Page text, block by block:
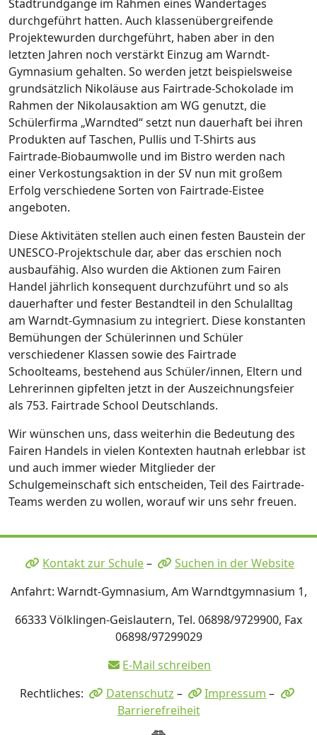
Stadtrundgänge im Rahmen eines Wandertages
durchgeführt hatten. Auch klassenübergreifende
Projektewurden durchgeführt, haben aber in den
letzten Jahren noch verstärkt Einzug am Warndt-
Gymnasium gehalten. So werden jetzt beispielsweise
grundsätzlich Nikoläuse aus Fairtrade-Schokolade im
Rahmen der Nikolausaktion am WG genutzt, die
Schülerfirma „Warndted“ setzt nun dauerhaft bei ihren
Produkten auf Taschen, Pullis und T-Shirts aus
Fairtrade-Biobaumwolle und im Bistro werden nach
einer Verkostungsaktion in der SV nun mit großem
Erfolg verschiedene Sorten von Fairtrade-Eistee
angeboten.
Diese Aktivitäten stellen auch einen festen Baustein der
UNESCO-Projektschule dar, aber das erschien noch
ausbaufähig. Also wurden die Aktionen zum Fairen
Handel jährlich konsequent durchzuführt und so als
dauerhafter und fester Bestandteil in den Schulalltag
am Warndt-Gymnasium zu integriert. Diese konstanten
Bemühungen der Schülerinnen und Schüler
verschiedener Klassen sowie des Fairtrade
Schoolteams, bestehend aus Schüler/innen, Eltern und
Lehrerinnen gipfelten jetzt in der Auszeichnungsfeier
als 753. Fairtrade School Deutschlands.
Wir wünschen uns, dass weiterhin die Bedeutung des
Fairen Handels in vielen Kontexten hautnah erlebbar ist
und auch immer wieder Mitglieder der
Schulgemeinschaft sich entscheiden, Teil des Fairtrade-
Teams werden zu wollen, worauf wir uns sehr freuen.
Kontakt zur Schule–
Suchen in der Website
Anfahrt: Warndt-Gymnasium, Am Warndtgymnasium 1,
66333 Völklingen-Geislautern, Tel. 06898/9729900, Fax
06898/97299029
E-Mail schreiben
Rechtliches:
Datenschutz – Impressum –
Barrierefreiheit